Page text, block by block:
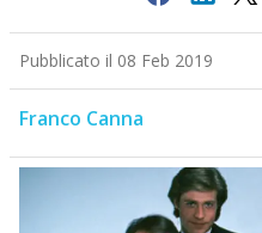
Pubblicato il 08 Feb 2019
Franco Canna